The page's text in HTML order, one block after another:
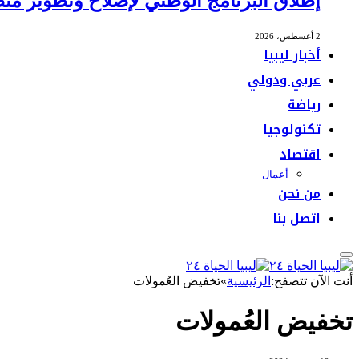
2 أغسطس، 2026
أخبار ليبيا
عربي ودولي
رياضة
تكنولوجيا
اقتصاد
أعمال
من نحن
اتصل بنا
أنت الآن تتصفح: الرئيسية»تخفيض العُمولات
تخفيض العُمولات